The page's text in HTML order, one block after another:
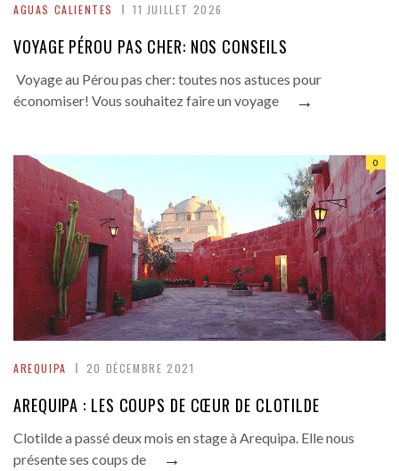
AGUAS CALIENTES 11 JUILLET 2026
VOYAGE PÉROU PAS CHER: NOS CONSEILS
Voyage au Pérou pas cher: toutes nos astuces pour
économiser! Vous souhaitez faire un voyage
→
AREQUIPA 20 DÉCEMBRE 2021
0
AREQUIPA : LES COUPS DE CŒUR DE CLOTILDE
Clotilde a passé deux mois en stage à Arequipa. Elle nous
présente ses coups de
→